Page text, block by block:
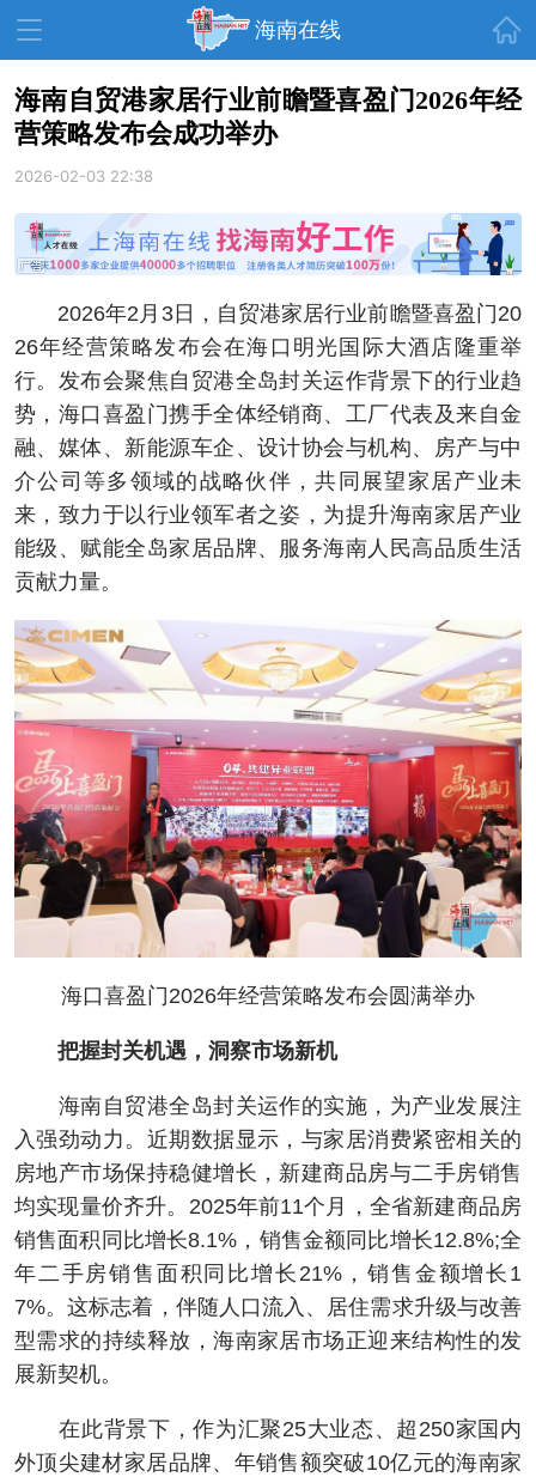
海南在线
资讯中心 热点 旅游
教育 健康 房产
生活 演出 活动
展会 走读海南 周末去哪儿
人才在线 天涯企服
海南自贸港家居行业前瞻暨喜盈门2026年经
营策略发布会成功举办
2026-02-03 22:38
2026年2月3日，自贸港家居行业前瞻暨喜盈门20
26年经营策略发布会在海口明光国际大酒店隆重举
行。发布会聚焦自贸港全岛封关运作背景下的行业趋
势，海口喜盈门携手全体经销商、工厂代表及来自金
融、媒体、新能源车企、设计协会与机构、房产与中
介公司等多领域的战略伙伴，共同展望家居产业未
来，致力于以行业领军者之姿，为提升海南家居产业
能级、赋能全岛家居品牌、服务海南人民高品质生活
贡献力量。
海口喜盈门2026年经营策略发布会圆满举办
把握封关机遇，洞察市场新机
海南自贸港全岛封关运作的实施，为产业发展注
入强劲动力。近期数据显示，与家居消费紧密相关的
房地产市场保持稳健增长，新建商品房与二手房销售
均实现量价齐升。2025年前11个月，全省新建商品房
销售面积同比增长8.1%，销售金额同比增长12.8%;全
年二手房销售面积同比增长21%，销售金额增长1
7%。这标志着，伴随人口流入、居住需求升级与改善
型需求的持续释放，海南家居市场正迎来结构性的发
展新契机。
在此背景下，作为汇聚25大业态、超250家国内
外顶尖建材家居品牌、年销售额突破10亿元的海南家